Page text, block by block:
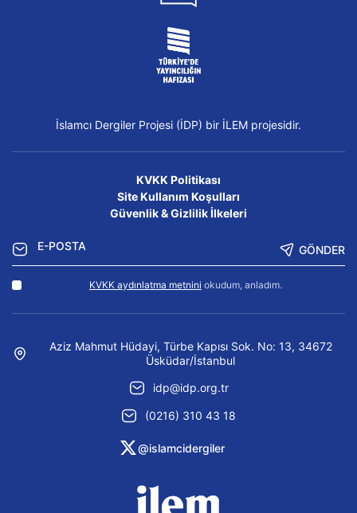
İslamcı Dergiler Projesi (İDP) bir İLEM projesidir.
KVKK Politikası
Site Kullanım Koşulları
Güvenlik & Gizlilik İlkeleri
GÖNDER
KVKK aydınlatma metnini okudum, anladım.
Aziz Mahmut Hüdayi, Türbe Kapısı Sok. No: 13, 34672
Üsküdar/İstanbul
idp@idp.org.tr
(0216) 310 43 18
@islamcidergiler